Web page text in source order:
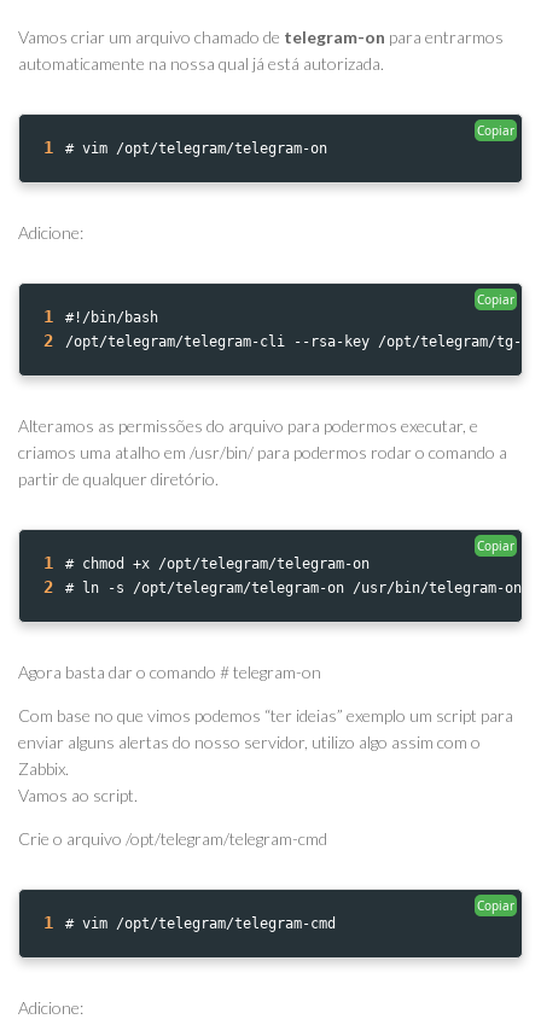
Vamos criar um arquivo chamado de telegram-on para entrarmos
automaticamente na nossa qual já está autorizada.
1 # vim /opt/telegram/telegram-on
Copiar
Adicione:
1 #!/bin/bash
2 /opt/telegram/telegram-cli --rsa-key /opt/telegram/tg-
Copiar
Alteramos as permissões do arquivo para podermos executar, e
criamos uma atalho em /usr/bin/ para podermos rodar o comando a
partir de qualquer diretório.
1 # chmod +x /opt/telegram/telegram-on
2 # ln -s /opt/telegram/telegram-on /usr/bin/telegram-on
Copiar
Agora basta dar o comando # telegram-on
Com base no que vimos podemos “ter ideias” exemplo um script para
enviar alguns alertas do nosso servidor, utilizo algo assim com o
Zabbix.
Vamos ao script.
Crie o arquivo /opt/telegram/telegram-cmd
1 # vim /opt/telegram/telegram-cmd
Copiar
Adicione: